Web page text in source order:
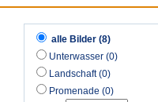
alle Bilder (8)
Unterwasser (0)
Landschaft (0)
Promenade (0)